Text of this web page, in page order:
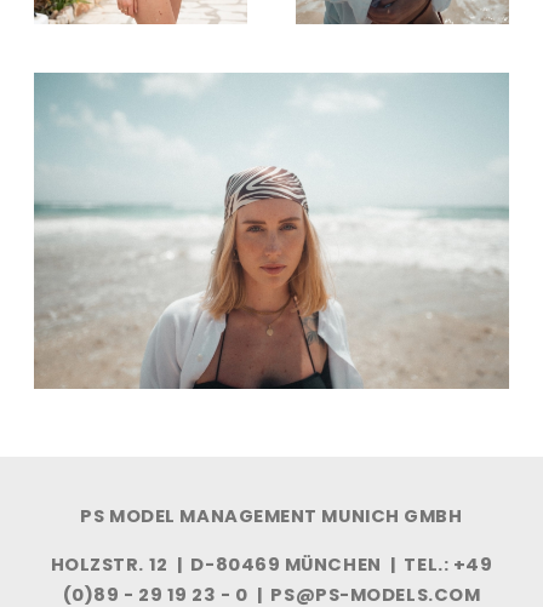
PS MODEL MANAGEMENT MUNICH GMBH
HOLZSTR. 12 | D-80469 MÜNCHEN | TEL.: +49
(0)89 - 29 19 23 - 0 | PS@PS-MODELS.COM